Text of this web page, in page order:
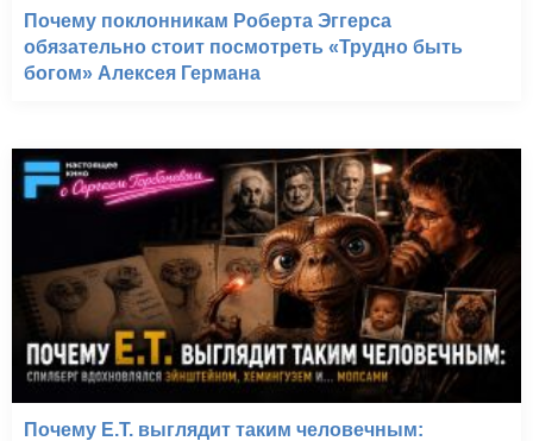
Почему поклонникам Роберта Эггерса
обязательно стоит посмотреть «Трудно быть
богом» Алексея Германа
Почему E.T. выглядит таким человечным: